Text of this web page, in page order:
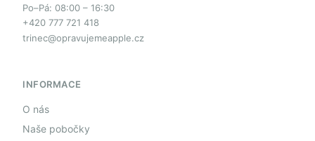
Po–Pá: 08:00 – 16:30
+420 777 721 418
trinec@opravujemeapple.cz
INFORMACE
O nás
Naše pobočky